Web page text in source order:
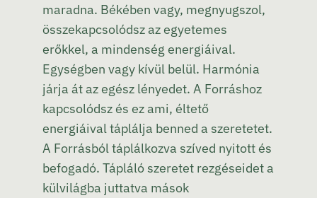
maradna. Békében vagy, megnyugszol,
összekapcsolódsz az egyetemes
erőkkel, a mindenség energiáival.
Egységben vagy kívül belül. Harmónia
járja át az egész lényedet. A Forráshoz
kapcsolódsz és ez ami, éltető
energiáival táplálja benned a szeretetet.
A Forrásból táplálkozva szíved nyitott és
befogadó. Tápláló szeretet rezgéseidet a
külvilágba juttatva mások